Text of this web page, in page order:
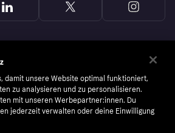
damit unsere Website optimal funktioniert,
zu analysieren und zu personalisieren.
mit unseren Werbepartner:innen. Du
jederzeit verwalten oder deine Einwilligung